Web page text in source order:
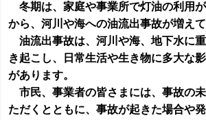
冬期は、家庭や事業所で灯油の利用
から、河川や海への油流出事故が増えて
油流出事故は、河川や海、地下水に重
き起こし、日常生活や生き物に多大な
があります。
市民、事業者の皆さまには、事故の
ただくとともに、事故が起きた場合や